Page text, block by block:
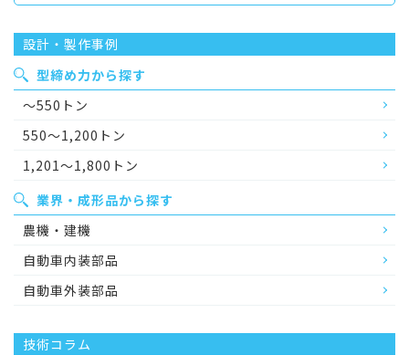
設計・製作事例
型締め力から探す
～550トン
550～1,200トン
1,201～1,800トン
業界・成形品から探す
農機・建機
自動車内装部品
自動車外装部品
技術コラム